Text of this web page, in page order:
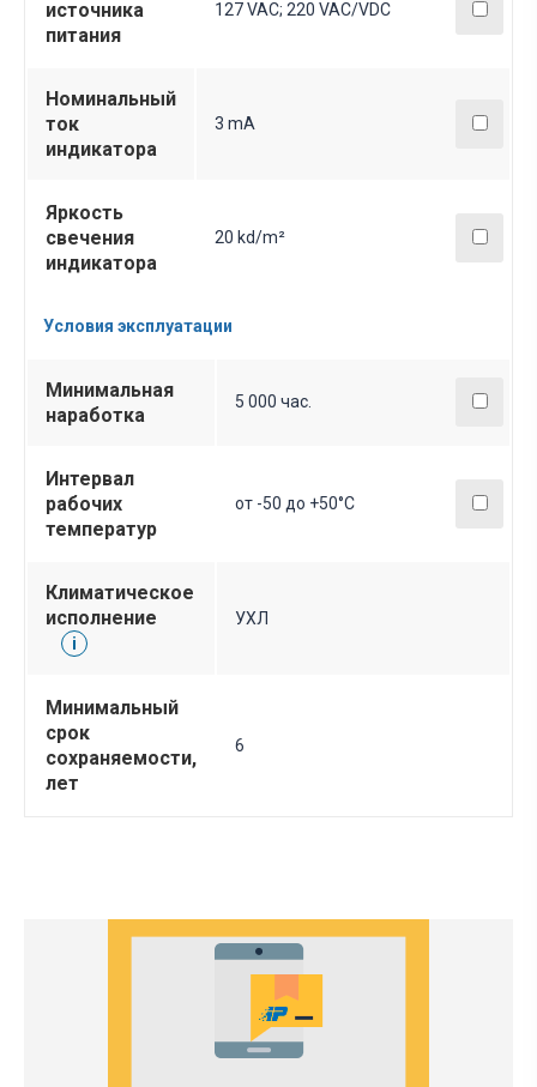
источника
питания
127 VAC; 220 VAC/VDC
Номинальный
ток
индикатора
3 mA
Яркость
свечения
индикатора
20 kd/m²
Условия эксплуатации
Минимальная
наработка
5 000 час.
Интервал
рабочих
температур
от -50 до +50°C
Климатическое
исполнение
i
УХЛ
Минимальный
срок
сохраняемости,
лет
6